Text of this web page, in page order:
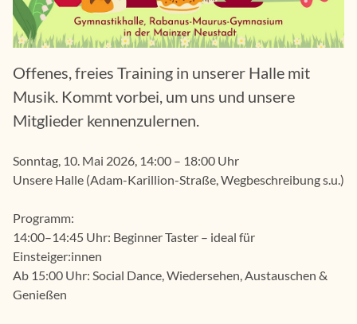
Offenes, freies Training in unserer Halle mit
Musik.​​​ Kommt vorbei, um uns und unsere
Mitglieder kennenzulernen.
Sonntag, 10. Mai 2026, 14:00 – 18:00 Uhr
Unsere Halle (Adam-Karillion-Straße, Wegbeschreibung s.u.)
Programm:
14:00–14:45 Uhr: Beginner Taster – ideal für
Einsteiger:innen
Ab 15:00 Uhr: Social Dance, Wiedersehen, Austauschen &
Genießen